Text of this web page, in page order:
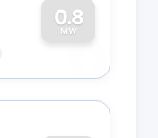
0.8
MW
0